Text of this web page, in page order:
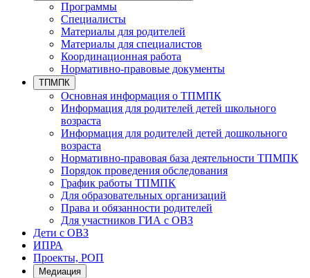
Программы
Специалисты
Материалы для родителей
Материалы для специалистов
Координационная работа
Нормативно-правовые документы
ТПМПК
Основная информация о ТПМПК
Информация для родителей детей школьного
возраста
Информация для родителей детей дошкольного
возраста
Нормативно-правовая база деятельности ТПМПК
Порядок проведения обследования
График работы ТПМПК
Для образовательных организаций
Права и обязанности родителей
Для участников ГИА с ОВЗ
Дети с ОВЗ
ИПРА
Проекты, РОП
Медиация